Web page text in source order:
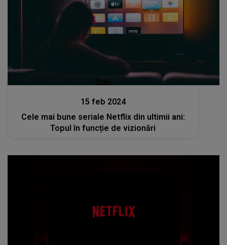
15 feb 2024
Cele mai bune seriale Netflix din ultimii ani:
Topul în funcție de vizionări